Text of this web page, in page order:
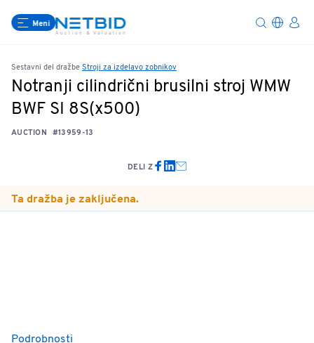
Meni
Sestavni del dražbe Stroji za izdelavo zobnikov
Notranji cilindrični brusilni stroj WMW
BWF SI 8S(x500)
AUCTION #13959-13
DELI Z
Ta dražba je zaključena.
Podrobnosti